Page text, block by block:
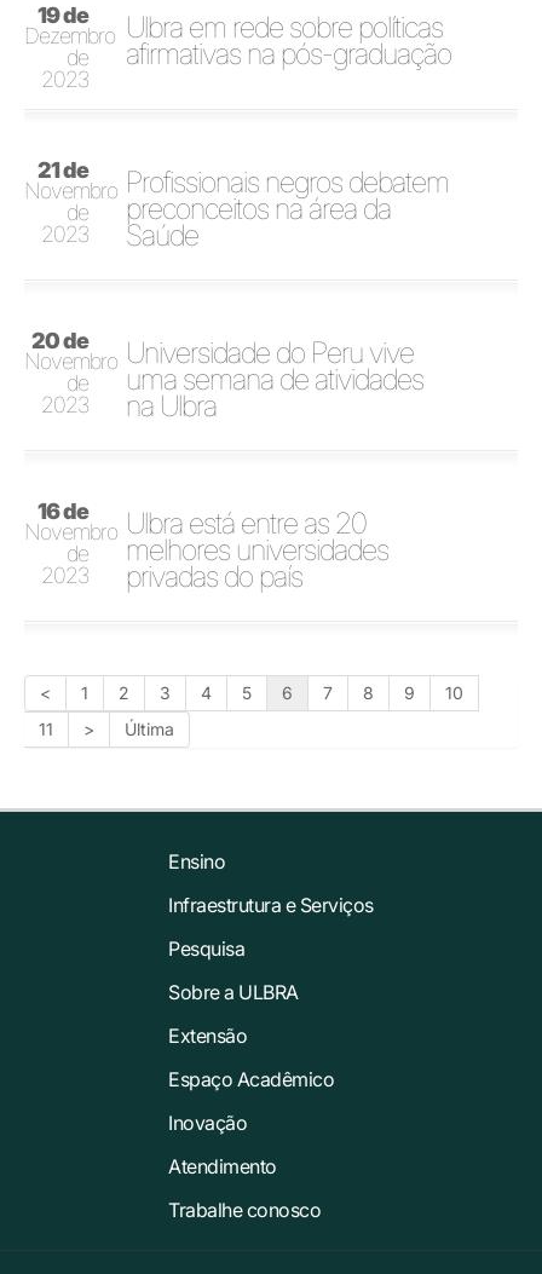
19 de
Dezembro
de
2023
Ulbra em rede sobre políticas
afirmativas na pós-graduação
21 de
Novembro
de
2023
Profissionais negros debatem
preconceitos na área da
Saúde
20 de
Novembro
de
2023
Universidade do Peru vive
uma semana de atividades
na Ulbra
16 de
Novembro
de
2023
Ulbra está entre as 20
melhores universidades
privadas do país
< 1 2 3 4 5 6 7 8 9
10
11
> Última
Ensino
Infraestrutura e Serviços
Pesquisa
Sobre a ULBRA
Extensão
Espaço Acadêmico
Inovação
Atendimento
Trabalhe conosco